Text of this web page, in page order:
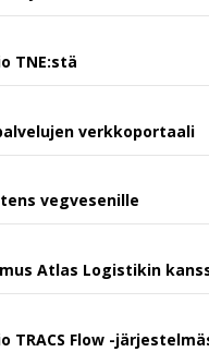
TNE:stä
verkkoportaali
vegvesenille
Atlas Logistikin
TRACS Flow -